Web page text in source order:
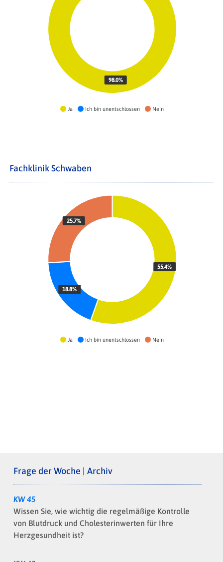
Ja Ich bin unentschlossen Nein
98.0%
Fachklinik Schwaben
Ja Ich bin unentschlossen Nein
55.4%
18.8%
25.7%
Frage der Woche | Archiv
KW 45
Wissen Sie, wie wichtig die regelmäßige Kontrolle
von Blutdruck und Cholesterinwerten für Ihre
Herzgesundheit ist?